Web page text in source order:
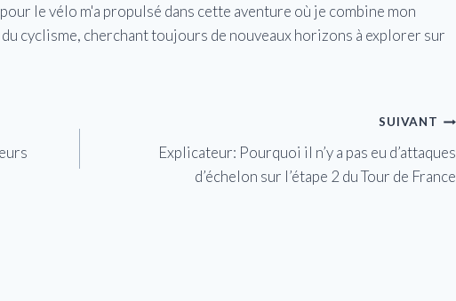
le vélo m'a propulsé dans cette aventure où je combine mon
cyclisme, cherchant toujours de nouveaux horizons à explorer sur
SUIVANT
Explicateur: Pourquoi il n’y a pas eu d’attaques
d’échelon sur l’étape 2 du Tour de France